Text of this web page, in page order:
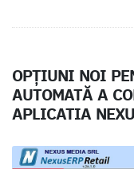
OPȚIUNI NOI
AUTOMATĂ A
APLICATIA